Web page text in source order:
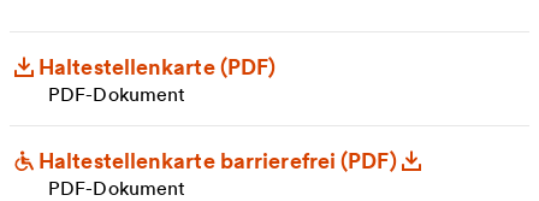
Haltestellenkarte (PDF)
PDF-Dokument
Haltestellenkarte barrierefrei (PDF)
PDF-Dokument